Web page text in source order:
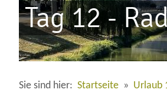
Tag 12 -
Sie sind hier: Startseite » Urlaub